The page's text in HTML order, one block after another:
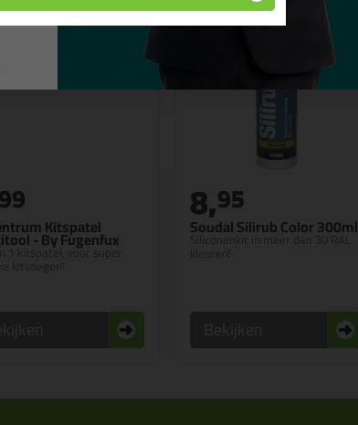
Kitspatel
- By Fugenfux
1 kitspatel, voor super
99
Soudal Silirub Color 300ml
Siliconenkit in meer dan 30 RAL
8,95